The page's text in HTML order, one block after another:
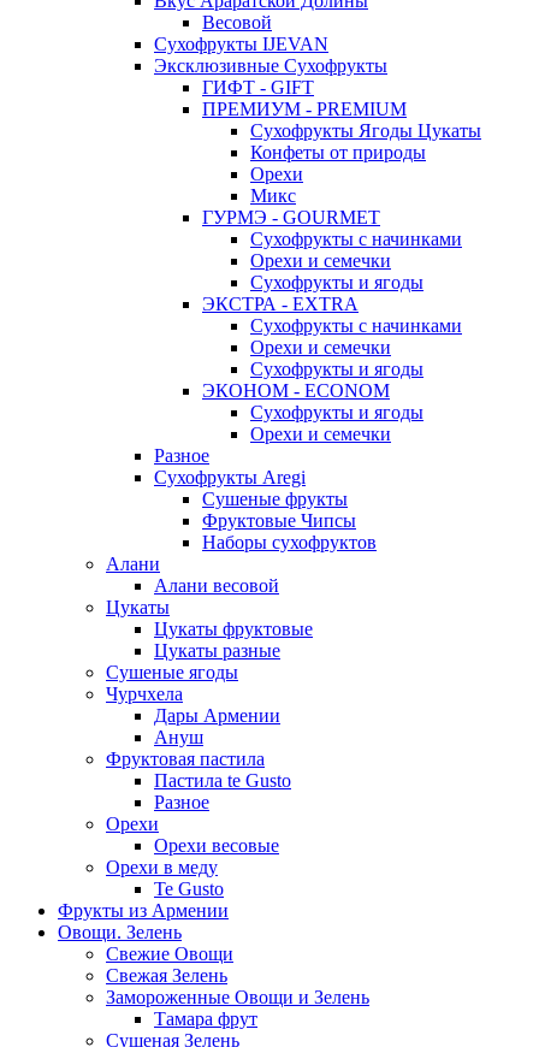
Весовой
Сухофрукты IJEVAN
Эксклюзивные Сухофрукты
ГИФТ - GIFT
ПРЕМИУМ - PREMIUM
Сухофрукты Ягоды Цукаты
Конфеты от природы
Орехи
Микс
ГУРМЭ - GOURMET
Сухофрукты с начинками
Орехи и семечки
Сухофрукты и ягоды
ЭКСТРА - EXTRA
Сухофрукты с начинками
Орехи и семечки
Сухофрукты и ягоды
ЭКОНОМ - ECONOM
Сухофрукты и ягоды
Орехи и семечки
Разное
Сухофрукты Aregi
Сушеные фрукты
Фруктовые Чипсы
Наборы сухофруктов
Алани
Алани весовой
Цукаты
Цукаты фруктовые
Цукаты разные
Сушеные ягоды
Чурчхела
Дары Армении
Ануш
Фруктовая пастила
Пастила te Gusto
Разное
Орехи
Орехи весовые
Орехи в меду
Te Gusto
Фрукты из Армении
Овощи. Зелень
Свежие Овощи
Свежая Зелень
Замороженные Овощи и Зелень
Тамара фрут
Сушеная Зелень